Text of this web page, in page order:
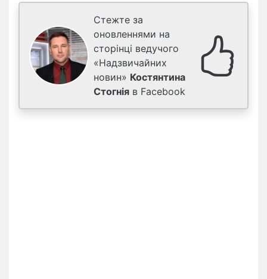
Стежте за
оновленнями на
сторінці ведучого
«Надзвичайних
новин» Костянтина
Стогнія в Facebook